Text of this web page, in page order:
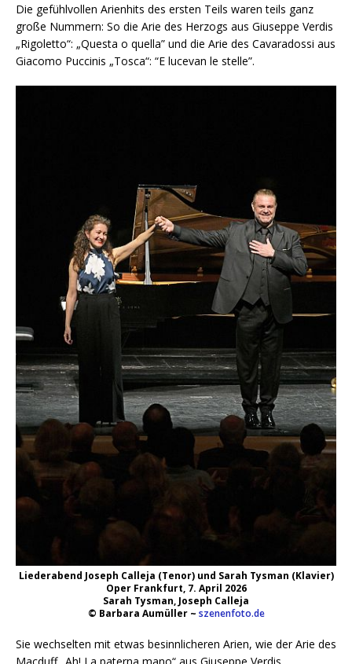
Die gefühlvollen Arienhits des ersten Teils waren teils ganz
große Nummern: So die Arie des Herzogs aus Giuseppe Verdis
„Rigoletto“: „Questa o quella” und die Arie des Cavaradossi aus
Giacomo Puccinis „Tosca“: “E lucevan le stelle”.
Liederabend Joseph Calleja (Tenor) und Sarah Tysman (Klavier)
Oper Frankfurt, 7. April 2026
Sarah Tysman, Joseph Calleja
© Barbara Aumüller ~ szenenfoto.de
Sie wechselten mit etwas besinnlicheren Arien, wie der Arie des